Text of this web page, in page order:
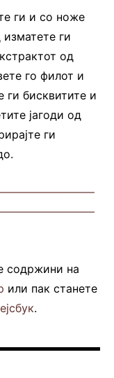
ги и со ноже
ги
од
го филот и
ги бисквитите и
јагоди од
ги
содржини на
или пак станете
.